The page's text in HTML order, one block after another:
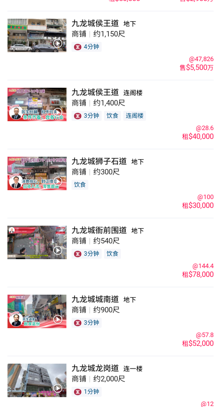
九龙城侯王道 地下
商铺 约1,150尺
4分钟
售$5,500万
@47,826
九龙城侯王道 连阁楼
商铺 约1,400尺
3分钟 饮食 连阁楼
租$40,000
@28.6
九龙城狮子石道 地下
商铺 约300尺
饮食
租$30,000
@100
九龙城衙前围道 地下
商铺 约540尺
3分钟 饮食
租$78,000
@144.4
九龙城城南道 地下
商铺 约900尺
3分钟
租$52,000
@57.8
九龙城龙岗道 连一楼
商铺 约2,000尺
1分钟
@12